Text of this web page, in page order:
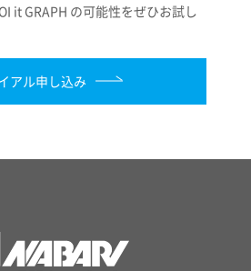
it GRAPH の可能性をぜひお試し
アル申し込み